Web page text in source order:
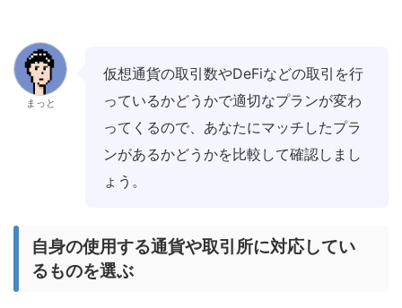
まっと
仮想通貨の取引数やDeFiなどの取引を行
っているかどうかで適切なプランが変わ
ってくるので、あなたにマッチしたプラ
ンがあるかどうかを比較して確認しまし
ょう。
自身の使用する通貨や取引所に対応してい
るものを選ぶ